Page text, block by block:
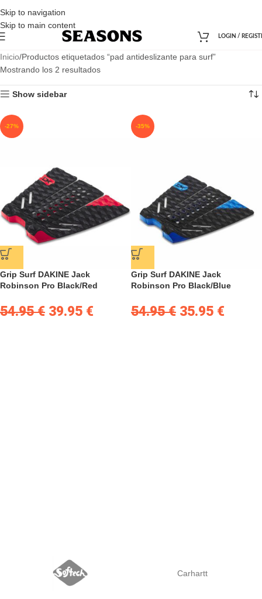
Skip to navigation
Skip to main content
LOGIN /
Inicio Productos etiquetados “pad antideslizante para surf”
Mostrando los 2 resultados
Show sidebar
-27%
Grip Surf DAKINE Jack
Robinson Pro Black/Red
54.95€ 39.95 €
-35%
Grip Surf DAKINE Jack
Robinson Pro Black/Blue
54.95€ 35.95 €
Carhartt